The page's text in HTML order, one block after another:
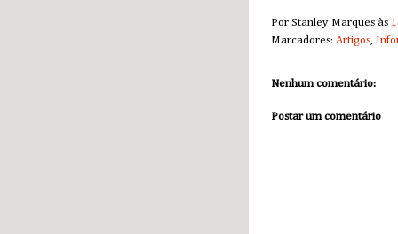
Por Stanley Marques às
Marcadores: Artigos,
Nenhum comentário:
Postar um comentário